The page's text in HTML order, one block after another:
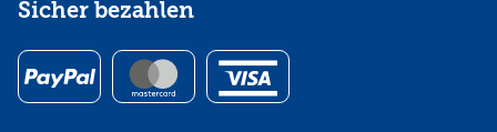
Sicher bezahlen